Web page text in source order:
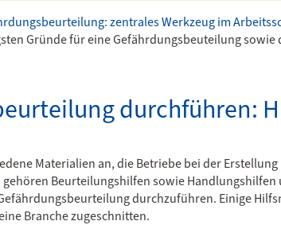
zentrales Werkzeug im
Gründe für eine Gefährdungsbeuteilung sowie
durchführen:
Materialien an, die Betriebe bei der
Beurteilungshilfen sowie
durchzuführen. Einige
Branche zugeschnitten.